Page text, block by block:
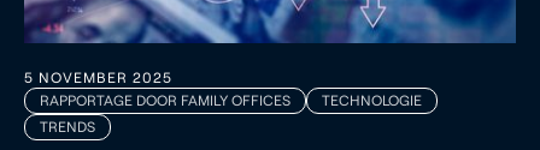
5 NOVEMBER 2025
RAPPORTAGE DOOR FAMILY OFFICES
TECHNOLOGIE
TRENDS